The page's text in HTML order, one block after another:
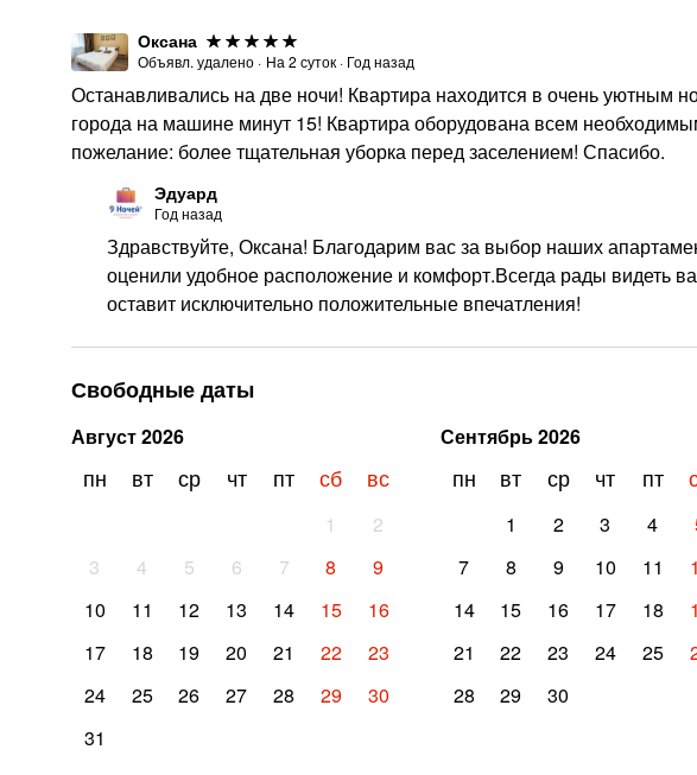
Свободные даты
Август2026
пн вт ср чт пт сб вс
1
2
3
4 5 6 7 8
9
10
11 12 13 14 15
16
17
18 19 20 21 22
23
24
25 26 27 28 29
30
31
Сентябрь2026
пн вт ср чт пт
1 2 3 4
7
8 9 10 11
14
15 16 17 18
21
22 23 24 25
28
29 30
Оксана
Объявл. удалено · На 2 суток · Год назад
Останавливались на две ночи! Квартира находится в очень уютным
города на машине минут 15! Квартира оборудована всем
пожелание: более тщательная уборка перед заселением! Спасибо.
Эдуард
Год назад
Здравствуйте, Оксана! Благодарим вас за выбор наших
оценили удобное расположение и комфорт.Всегда рады видеть
оставит исключительно положительные впечатления!